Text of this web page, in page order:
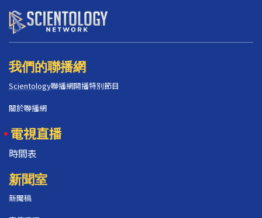
我們的聯播網
Scientology聯播網開播特別節目
關於聯播網
電視直播
時間表
新聞室
新聞稿